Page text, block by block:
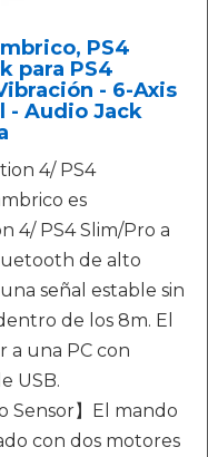
PS4
para PS4
- 6-Axis
- Audio Jack
4/ PS4
es
4/ PS4 Slim/Pro a
de alto
señal estable sin
de los 8m. El
a una PC con
USB.
Sensor】El mando
con dos motores